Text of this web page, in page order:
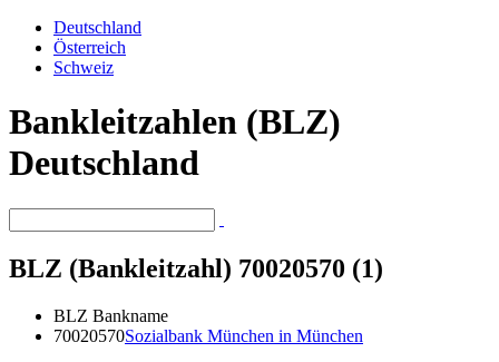
Deutschland
Österreich
Schweiz
Bankleitzahlen (BLZ)
Deutschland
BLZ (Bankleitzahl) 70020570 (1)
BLZ Bankname
70020570Sozialbank München in München